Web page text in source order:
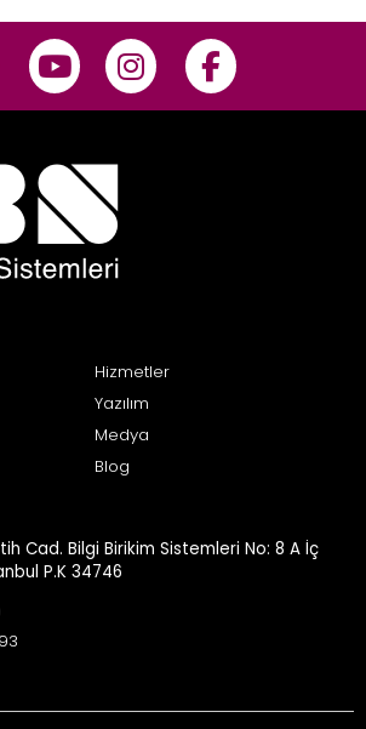
Hizmetler
Yazılım
Medya
Blog
Cad. Bilgi Birikim Sistemleri No: 8 A İç
P.K 34746